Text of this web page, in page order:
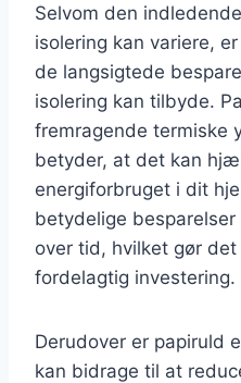
Selvom den
isolering kan variere,
de langsigtede
isolering kan tilbyde.
fremragende termiske
betyder, at det kan
energiforbruget i dit
betydelige
over tid, hvilket gør
fordelagtig investering.
Derudover er papiruld
kan bidrage til at